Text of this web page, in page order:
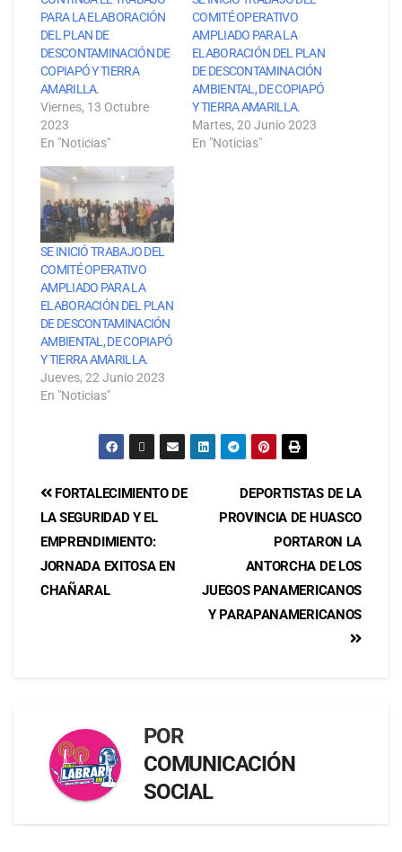
PARA LA ELABORACIÓN
DEL PLAN DE
DESCONTAMINACIÓN DE
COPIAPÓ Y TIERRA
AMARILLA.
Viernes, 13 Octubre
2023
En "Noticias"
COMITÉ OPERATIVO
AMPLIADO PARA LA
ELABORACIÓN DEL PLAN
DE DESCONTAMINACIÓN
AMBIENTAL, DE COPIAPÓ
Y TIERRA AMARILLA.
Martes, 20 Junio 2023
En "Noticias"
SE INICIÓ TRABAJO DEL
COMITÉ OPERATIVO
AMPLIADO PARA LA
ELABORACIÓN DEL PLAN
DE DESCONTAMINACIÓN
AMBIENTAL, DE COPIAPÓ
Y TIERRA AMARILLA.
Jueves, 22 Junio 2023
En "Noticias"
DEPORTISTAS DE LA
PROVINCIA DE HUASCO
PORTARON LA
ANTORCHA DE LOS
JUEGOS PANAMERICANOS
Y PARAPANAMERICANOS
FORTALECIMIENTO DE
LA SEGURIDAD Y EL
EMPRENDIMIENTO:
JORNADA EXITOSA EN
CHAÑARAL
POR
COMUNICACIÓN
SOCIAL